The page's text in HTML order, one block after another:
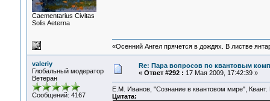
Сaementarius Civitas
Solis Aeterna
«Осенний Ангел прячется в дождях. В листве
valeriy
Глобальный модератор
Ветеран
Сообщений: 4167
Re: Пара вопросов по квантовым
« Ответ #292 : 17 Мая 2009, 17:42:39 »
Е.М. Иванов, "Сознание в квантовом мире", Квант.
Цитата: